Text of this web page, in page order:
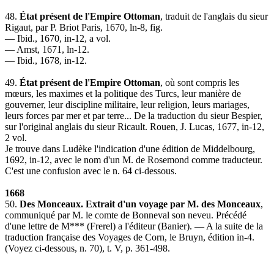
48. État présent de l'Empire Ottoman, traduit de l'anglais du sieur
Rigaut, par P. Briot Paris, 1670, ln-8, fig.
— Ibid., 1670, in-12, a vol.
— Amst, 1671, ln-12.
— Ibid., 1678, in-12.
49. État présent de l'Empire Ottoman, où sont compris les
mœurs, les maximes et la politique des Turcs, leur manière de
gouverner, leur discipline militaire, leur religion, leurs mariages,
leurs forces par mer et par terre... De la traduction du sieur Bespier,
sur l'original anglais du sieur Ricault. Rouen, J. Lucas, 1677, in-12,
2 vol.
Je trouve dans Ludèke l'indication d'une édition de Middelbourg,
1692, in-12, avec le nom d'un M. de Rosemond comme traducteur.
C'est une confusion avec le n. 64 ci-dessous.
1668
50. Des Monceaux. Extrait d'un voyage par M. des Monceaux,
communiqué par M. le comte de Bonneval son neveu. Précédé
d'une lettre de M*** (Frerel) a l'éditeur (Banier). — A la suite de la
traduction française des Voyages de Corn, le Bruyn, édition in-4.
(Voyez ci-dessous, n. 70), t. V, p. 361-498.